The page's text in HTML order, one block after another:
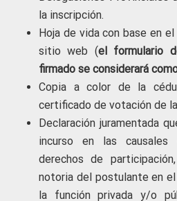
la inscripción.
Hoja de vida con base en
sitio web (el formulario
firmado se considerará
Copia a color de la
certificado de votación de
Declaración juramentada
incurso en las
derechos de
notoria del postulante en
la función privada y/o